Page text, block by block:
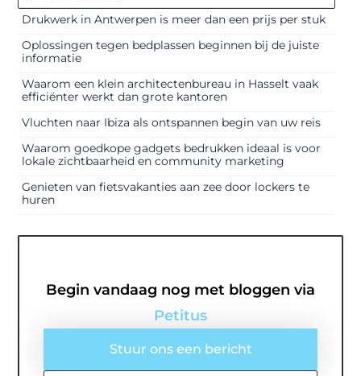
Drukwerk in Antwerpen is meer dan een prijs per stuk
Oplossingen tegen bedplassen beginnen bij de juiste
informatie
Waarom een klein architectenbureau in Hasselt vaak
efficiënter werkt dan grote kantoren
Vluchten naar Ibiza als ontspannen begin van uw reis
Waarom goedkope gadgets bedrukken ideaal is voor
lokale zichtbaarheid en community marketing
Genieten van fietsvakanties aan zee door lockers te
huren
Begin vandaag nog met bloggen via
Petitus
Stuur ons een bericht